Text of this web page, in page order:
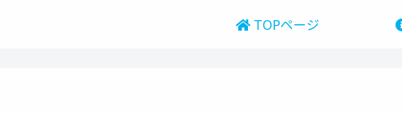
TOPページ